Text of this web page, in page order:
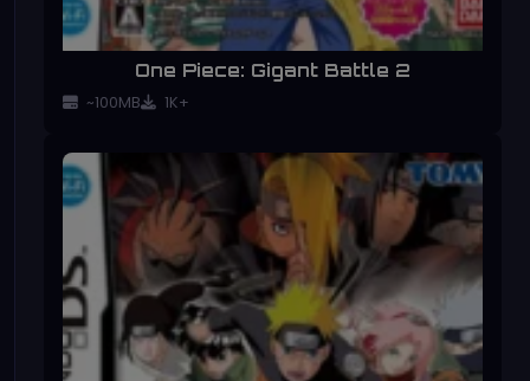
One Piece: Gigant Battle 2
~100MB 1K+